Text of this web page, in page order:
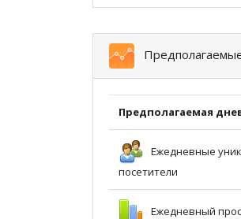
Предполагаемая
Ежедневные
посетители
Ежедневный